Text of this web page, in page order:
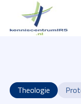
Theologie